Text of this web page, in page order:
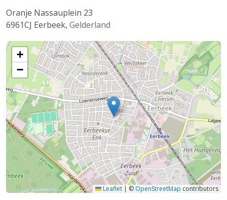
Oranje Nassauplein 23
6961CJ Eerbeek, Gelderland
+
−
Leaflet| © OpenStreetMap contributors